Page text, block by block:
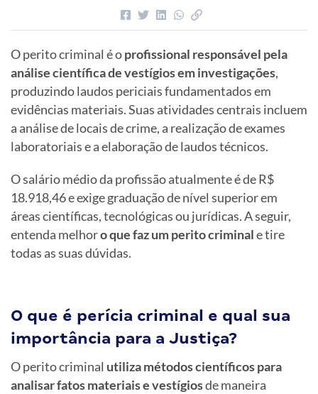
O perito criminal é oprofissional responsável pela
análise científica de vestígios em investigações,
produzindo laudos periciais fundamentados em
evidências materiais. Suas atividades centrais incluem
a análise de locais de crime, a realização de exames
laboratoriais e a elaboração de laudos técnicos.
O salário médio da profissão atualmente é de R$
18.918,46 e exige graduação de nível superior em
áreas científicas, tecnológicas ou jurídicas. A seguir,
entenda melhoro que faz um perito criminale tire
todas as suas dúvidas.
O que é perícia criminal e qual sua
importância para a Justiça?
O perito criminal utiliza métodos científicos para
analisar fatos materiais e vestígiosde maneira